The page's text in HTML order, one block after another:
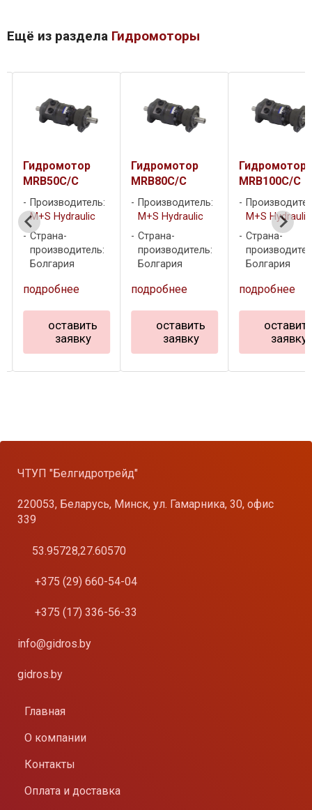
Ещё из раздела Гидромоторы
Гидромотор
MRB50C/C
Производитель:
M+S Hydraulic
Страна-
производитель:
Болгария
подробнее
оставить
заявку
Гидромотор
MRB80C/C
Производитель:
M+S Hydraulic
Страна-
производитель:
Болгария
подробнее
оставить
заявку
Гидромотор
MRB100C/C
M+S Hydraulic
Страна-
Болгария
подробнее
заявку
ЧТУП "Белгидротрейд"
220053, Беларусь, Минск, ул. Гамарника, 30, офис
339
53.95728,27.60570
+375 (29) 660-54-04
+375 (17) 336-56-33
info@gidros.by
gidros.by
Главная
О компании
Контакты
Оплата и доставка